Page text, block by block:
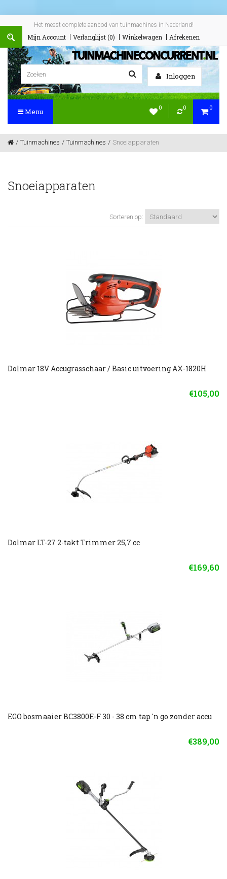
Het meest complete aanbod van tuinmachines in Nederland!
Mijn Account Verlanglijst (0) Winkelwagen Afrekenen
Inloggen
0 0 0
Menu
Tuinmachines Tuinmachines Snoeiapparaten
Snoeiapparaten
Sorteren op:
Dolmar 18V Accugrasschaar / Basic uitvoering AX-1820H
€105,00
Dolmar LT-27 2-takt Trimmer 25,7 cc
€169,60
EGO bosmaaier BC3800E-F 30 - 38 cm tap 'n go zonder accu
€389,00